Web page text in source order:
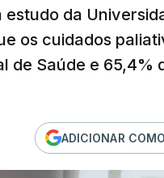
estudo da
os cuidados
de Saúde e 65,4%
ADICIONAR